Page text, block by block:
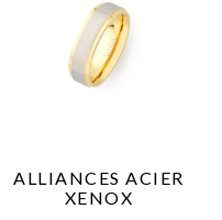
ALLIANCES ACIER
XENOX